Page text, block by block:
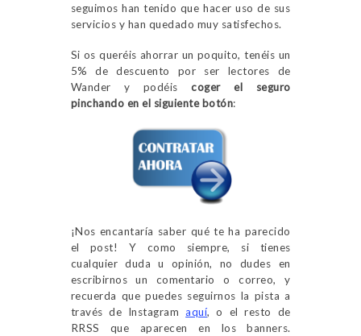
seguimos han tenido que hacer uso de sus
servicios y han quedado muy satisfechos.
Si os queréis ahorrar un poquito, tenéis un
5% de descuento por ser lectores de
Wander y podéiscoger el
seguro
pinchando en el siguiente botón:
¡Nos encantaría saber qué te ha parecido
el post! Y como siempre, si tienes
cualquier duda u opinión, no dudes en
escribirnos un comentario o correo, y
recuerda que puedes seguirnos la pista a
través de Instagramaquí, o el resto de
RRSS que aparecen en los banners.